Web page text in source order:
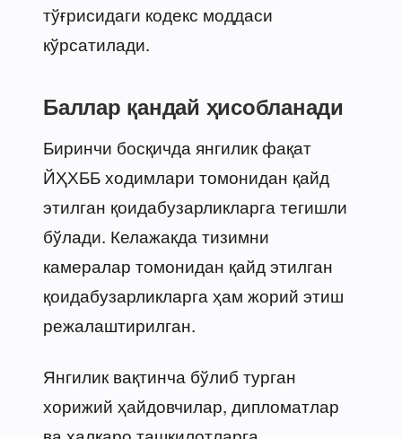
тўғрисидаги кодекс моддаси
кўрсатилади.
Баллар қандай ҳисобланади
Биринчи босқичда янгилик фақат
ЙҲХББ ходимлари томонидан қайд
этилган қоидабузарликларга тегишли
бўлади. Келажакда тизимни
камералар томонидан қайд этилган
қоидабузарликларга ҳам жорий этиш
режалаштирилган.
Янгилик вақтинча бўлиб турган
хорижий ҳайдовчилар, дипломатлар